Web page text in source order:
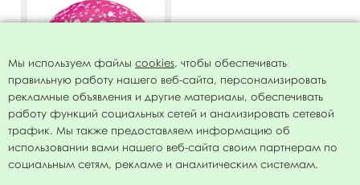
36"/91см Декоратор
FUCHSIA (шелк) 6 ст. рис
Мы используем файлы cookies, чтобы обеспечивать
правильную работу нашего веб-сайта, персонализировать
рекламные объявления и другие материалы, обеспечивать
работу функций социальных сетей и анализировать сетевой
трафик. Мы также предоставляем информацию об
использовании вами нашего веб-сайта своим партнерам по
социальным сетям, рекламе и аналитическим системам.